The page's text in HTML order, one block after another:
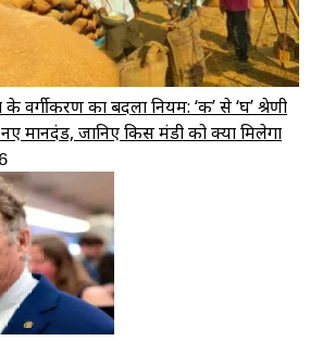
वर्गीकरण का बदला नियम: ‘क’ से ‘घ’ श्रेणी
मानदंड, जानिए किस मंडी को क्या मिलेगा